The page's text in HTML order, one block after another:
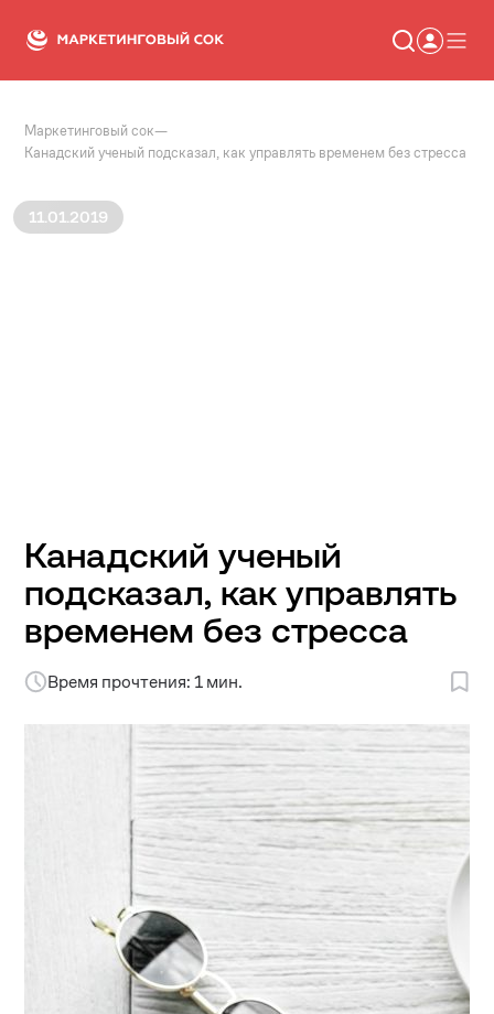
Статьи
Новости
Маркетинговый сок—
Канадский ученый подсказал, как управлять временем без стресса
11.01.2019
Канадский ученый
подсказал, как управлять
временем без стресса
Время прочтения: 1 мин.